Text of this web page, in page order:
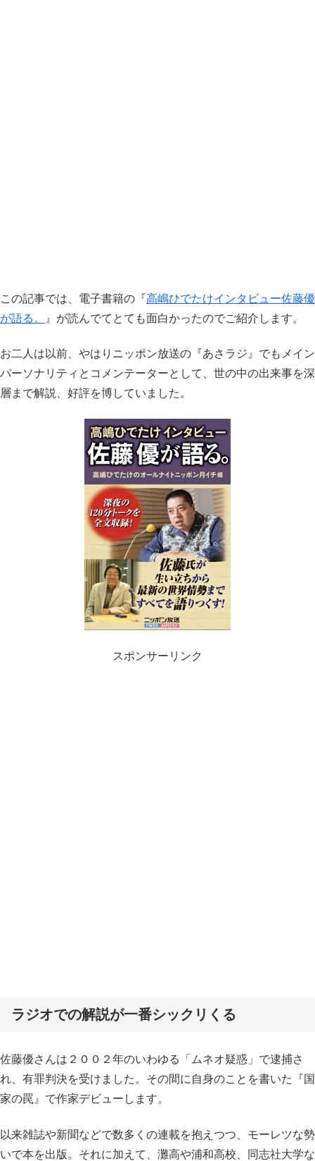
この記事では、電子書籍の『高嶋ひでたけインタビュー佐藤優
が語る。
』が読んでてとても面白かったのでご紹介します。
お二人は以前、やはりニッポン放送の『あさラジ』でもメイン
パーソナリティとコメンテーターとして、世の中の出来事を深
層まで解説、好評を博していました。
スポンサーリンク
ラジオでの解説が一番シックリくる
佐藤優さんは２００２年のいわゆる「ムネオ疑惑」で逮捕さ
れ、有罪判決を受けました。その間に自身のことを書いた『国
家の罠』で作家デビューします。
以来雑誌や新聞などで数多くの連載を抱えつつ、モーレツな勢
いで本を出版。それに加えて、灘高や浦和高校、同志社大学な